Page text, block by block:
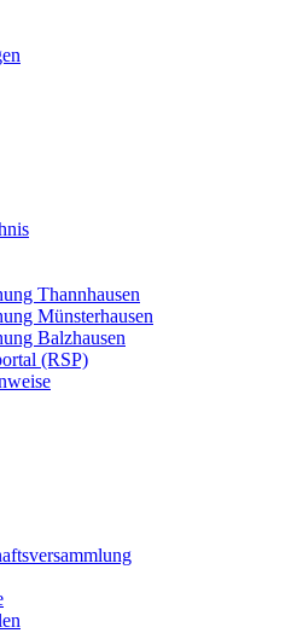
Thannhausen
Münsterhausen
Balzhausen
(RSP)